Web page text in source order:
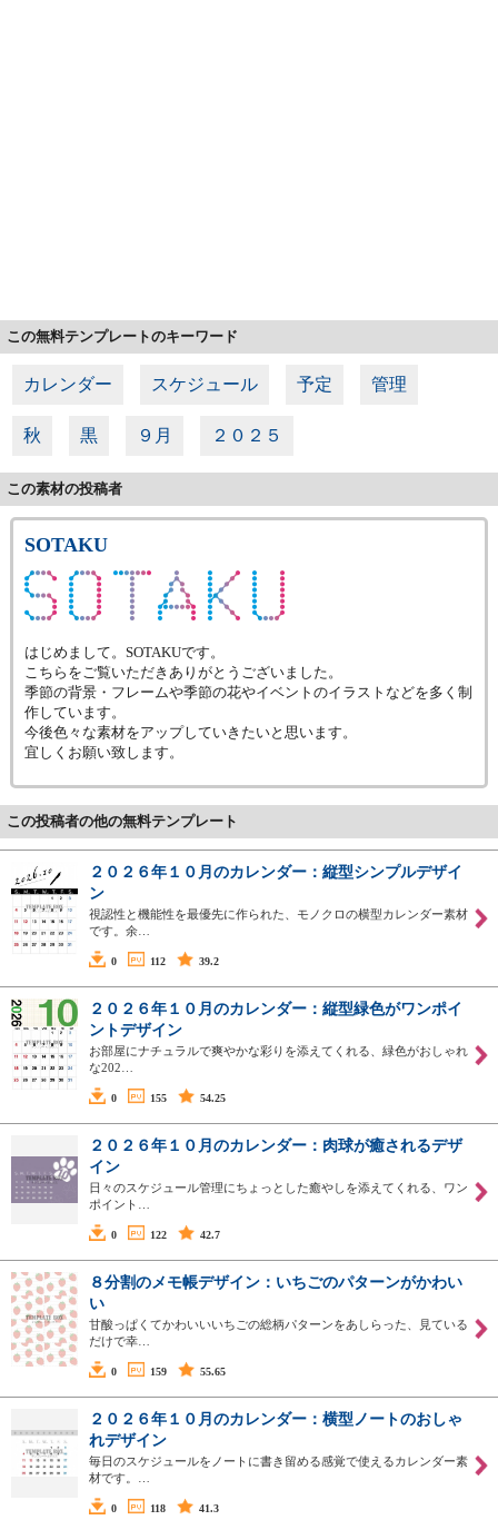
この無料テンプレートのキーワード
カレンダー スケジュール 予定 管理
秋 黒 ９月 ２０２５
この素材の投稿者
SOTAKU
はじめまして。SOTAKUです。
こちらをご覧いただきありがとうございました。
季節の背景・フレームや季節の花やイベントのイラストなどを多く制
作しています。
今後色々な素材をアップしていきたいと思います。
宜しくお願い致します。
この投稿者の他の無料テンプレート
２０２６年１０月のカレンダー：縦型シンプルデザイ
ン
視認性と機能性を最優先に作られた、モノクロの横型カレンダー素材
です。余…
0 112 39.2
２０２６年１０月のカレンダー：縦型緑色がワンポイ
ントデザイン
お部屋にナチュラルで爽やかな彩りを添えてくれる、緑色がおしゃれ
な202…
0 155 54.25
２０２６年１０月のカレンダー：肉球が癒されるデザ
イン
日々のスケジュール管理にちょっとした癒やしを添えてくれる、ワン
ポイント…
0 122 42.7
８分割のメモ帳デザイン：いちごのパターンがかわい
い
甘酸っぱくてかわいいいちごの総柄パターンをあしらった、見ている
だけで幸…
0 159 55.65
２０２６年１０月のカレンダー：横型ノートのおしゃ
れデザイン
毎日のスケジュールをノートに書き留める感覚で使えるカレンダー素
材です。…
0 118 41.3